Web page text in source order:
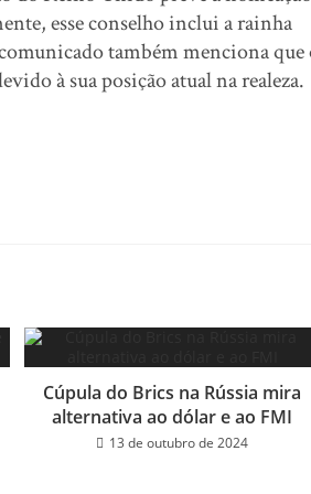
esse conselho inclui a rainha
também menciona que
à sua posição atual na realeza.
Cúpula do Brics na Rússia mira
alternativa ao dólar e ao FMI
13 de outubro de 2024